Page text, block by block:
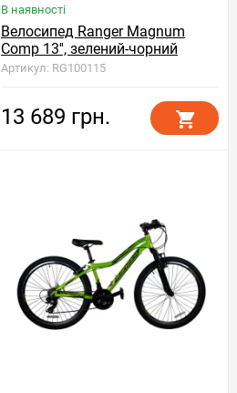
В наявності
Велосипед Ranger Magnum
Comp 13'', зелений-чорний
Артикул: RG100115
13 689 грн.